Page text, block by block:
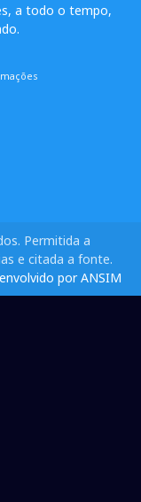
a todo o tempo,
Permitida a
e citada a fonte.
por ANSIM